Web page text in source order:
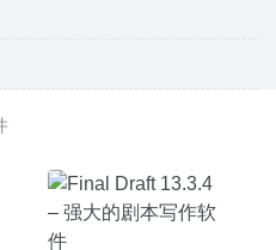
的视频颜色分级调色插件
清爽的MarkDown写作工具
式清理工具 2026-07-12
文版-专业的印刷排版工具